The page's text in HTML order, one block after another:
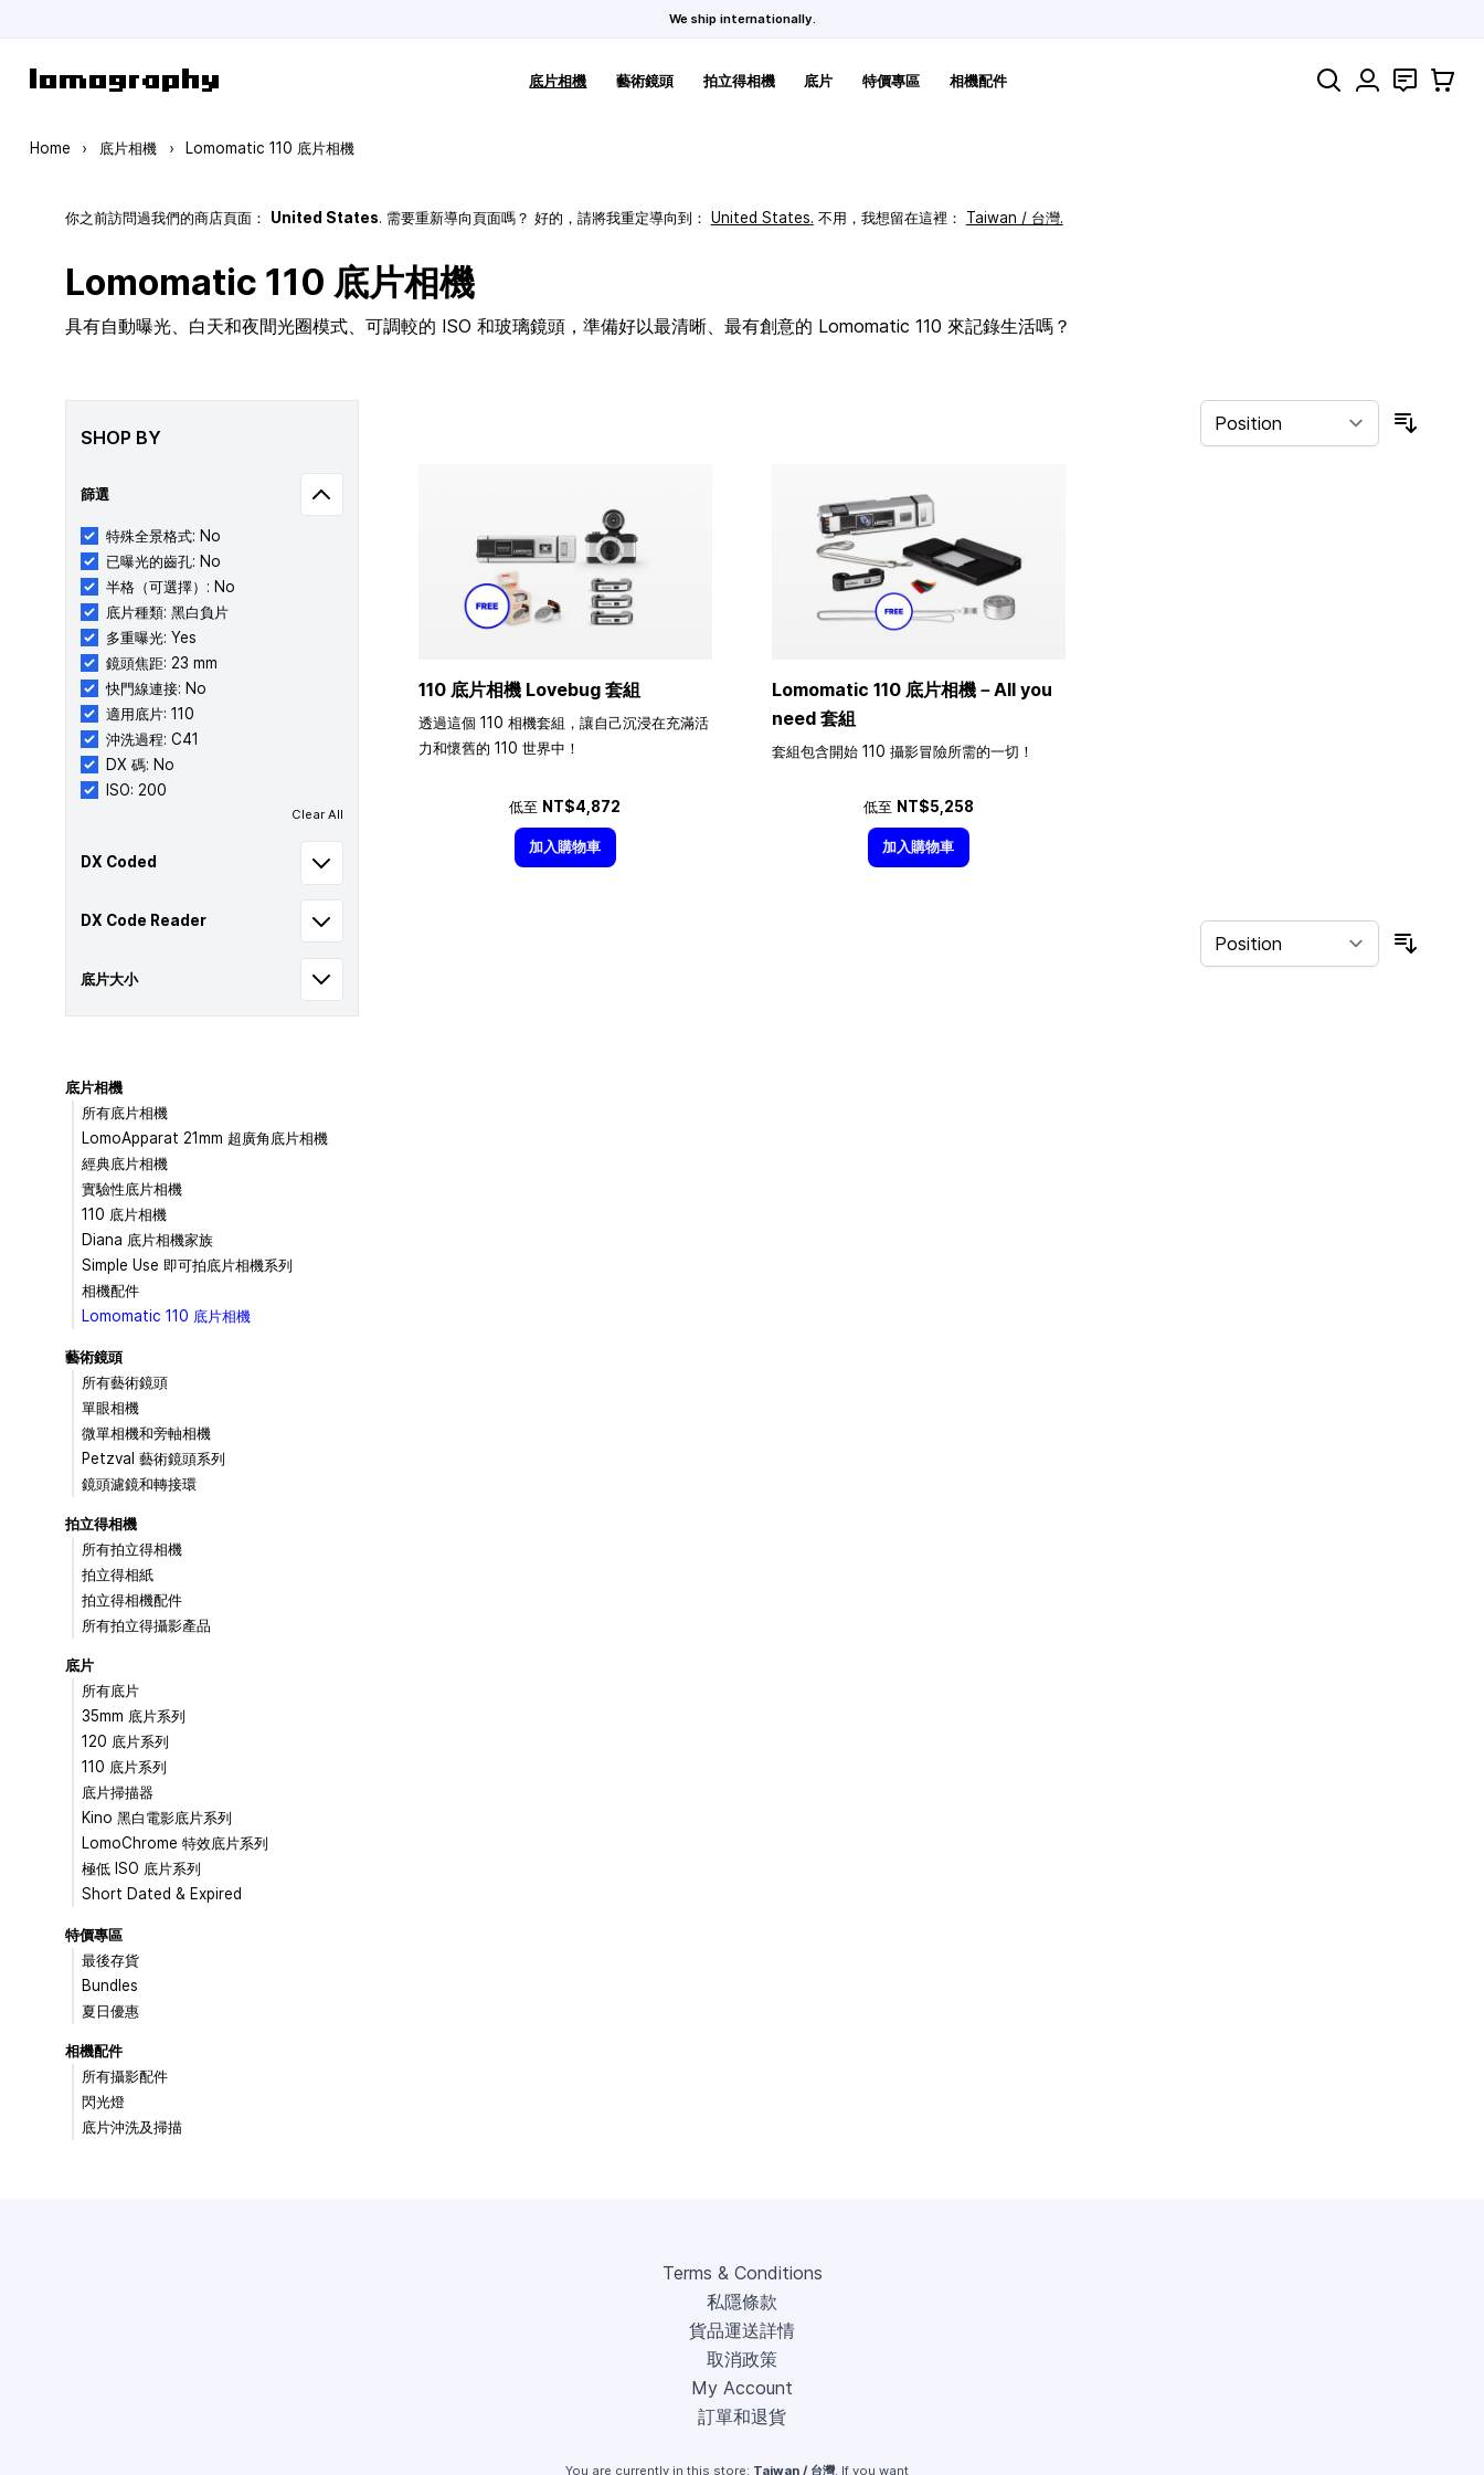
We ship internationally.
底片相機 藝術鏡頭 拍立得相機 底片 特價專區 相機配件 Search 聯絡 購物車
Home › 底片相機 › Lomomatic 110 底片相機
你之前訪問過我們的商店頁面： United States. 需要重新導向頁面嗎？ 好的，請將我重定導向到： United States. 不用，我想留在這裡： Taiwan / 台灣.
Lomomatic 110 底片相機
具有自動曝光、白天和夜間光圈模式、可調較的 ISO 和玻璃鏡頭，準備好以最清晰、最有創意的 Lomomatic 110 來記錄生活嗎？
SHOP BY
篩選
特殊全景格式: No
已曝光的齒孔: No
半格（可選擇）: No
底片種類: 黑白負片
多重曝光: Yes
鏡頭焦距: 23 mm
快門線連接: No
適用底片: 110
沖洗過程: C41
DX 碼: No
ISO: 200
Clear All
DX Coded
DX Code Reader
底片大小
110 底片相機 Lovebug 套組
透過這個 110 相機套組，讓自己沉浸在充滿活
力和懷舊的 110 世界中！
低至 NT$4,872
加入購物車
Lomomatic 110 底片相機－All you
need 套組
套組包含開始 110 攝影冒險所需的一切！
低至 NT$5,258
加入購物車
底片相機
所有底片相機
LomoApparat 21mm 超廣角底片相機
經典底片相機
實驗性底片相機
110 底片相機
Diana 底片相機家族
Simple Use 即可拍底片相機系列
相機配件
Lomomatic 110 底片相機
藝術鏡頭
所有藝術鏡頭
單眼相機
微單相機和旁軸相機
Petzval 藝術鏡頭系列
鏡頭濾鏡和轉接環
拍立得相機
所有拍立得相機
拍立得相紙
拍立得相機配件
所有拍立得攝影產品
底片
所有底片
35mm 底片系列
120 底片系列
110 底片系列
底片掃描器
Kino 黑白電影底片系列
LomoChrome 特效底片系列
極低 ISO 底片系列
Short Dated & Expired
特價專區
最後存貨
Bundles
夏日優惠
相機配件
所有攝影配件
閃光燈
底片沖洗及掃描
Terms & Conditions
私隱條款
貨品運送詳情
取消政策
My Account
訂單和退貨
You are currently in this store: Taiwan / 台灣. If you want